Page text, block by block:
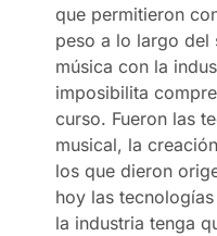
que permitieron
peso a lo largo del
música con la
imposibilita
curso. Fueron las
musical, la
los que dieron
hoy las
la industria tenga